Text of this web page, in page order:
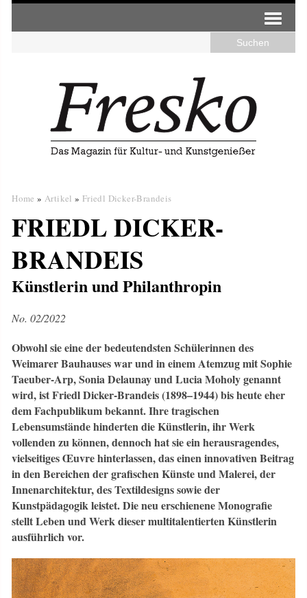
Home » Artikel » Friedl Dicker-Brandeis
FRIEDL DICKER-
BRANDEIS
Künstlerin und Philanthropin
No. 02/2022
Obwohl sie eine der bedeutendsten Schülerinnen des
Weimarer Bauhauses war und in einem Atemzug mit Sophie
Taeuber-Arp, Sonia Delaunay und Lucia Moholy genannt
wird, ist Friedl Dicker-Brandeis (1898–1944) bis heute eher
dem Fachpublikum bekannt. Ihre tragischen
Lebensumstände hinderten die Künstlerin, ihr Werk
vollenden zu können, dennoch hat sie ein herausragendes,
vielseitiges Œuvre hinterlassen, das einen innovativen Beitrag
in den Bereichen der grafischen Künste und Malerei, der
Innenarchitektur, des Textildesigns sowie der
Kunstpädagogik leistet. Die neu erschienene Monografie
stellt Leben und Werk dieser multitalentierten Künstlerin
ausführlich vor.